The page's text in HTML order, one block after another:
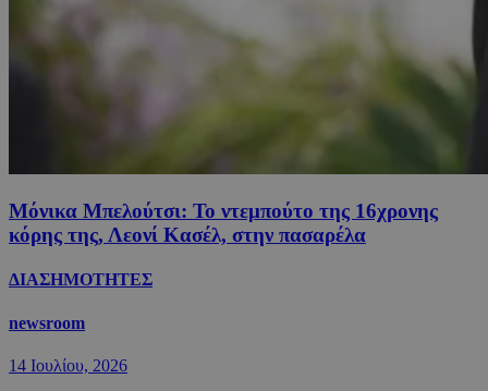
Μόνικα Μπελούτσι: Το ντεμπούτο της 16χρονης
κόρης της, Λεονί Κασέλ, στην πασαρέλα
ΔΙΑΣΗΜΟΤΗΤΕΣ
newsroom
14 Ιουλίου, 2026